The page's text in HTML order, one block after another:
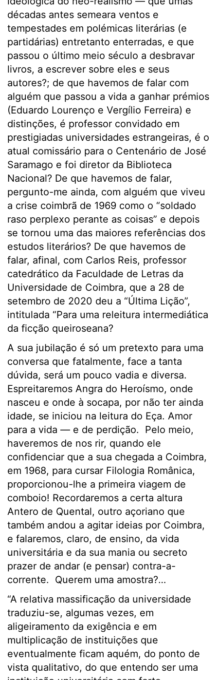
décadas antes semeara ventos e
tempestades em polémicas literárias (e
partidárias) entretanto enterradas, e que
passou o último meio século a desbravar
livros, a escrever sobre eles e seus
autores?; de que havemos de falar com
alguém que passou a vida a ganhar prémios
(Eduardo Lourenço e Vergílio Ferreira) e
distinções, é professor convidado em
prestigiadas universidades estrangeiras, é o
atual comissário para o Centenário de José
Saramago e foi diretor da Biblioteca
Nacional? De que havemos de falar,
pergunto-me ainda, com alguém que viveu
a crise coimbrã de 1969 como o “soldado
raso perplexo perante as coisas” e depois
se tornou uma das maiores referências dos
estudos literários? De que havemos de
falar, afinal, com Carlos Reis, professor
catedrático da Faculdade de Letras da
Universidade de Coimbra, que a 28 de
setembro de 2020 deu a “Última Lição”,
intitulada “Para uma releitura intermediática
da ficção queiroseana?
A sua jubilação é só um pretexto para uma
conversa que fatalmente, face a tanta
dúvida, será um pouco vadia e diversa.
Espreitaremos Angra do Heroísmo, onde
nasceu e onde à socapa, por não ter ainda
idade, se iniciou na leitura do Eça. Amor
para a vida — e de perdição. Pelo meio,
haveremos de nos rir, quando ele
confidenciar que a sua chegada a Coimbra,
em 1968, para cursar Filologia Românica,
proporcionou-lhe a primeira viagem de
comboio! Recordaremos a certa altura
Antero de Quental, outro açoriano que
também andou a agitar ideias por Coimbra,
e falaremos, claro, de ensino, da vida
universitária e da sua mania ou secreto
prazer de andar (e pensar) contra-a-
corrente. Querem uma amostra?…
“A relativa massificação da universidade
traduziu-se, algumas vezes, em
aligeiramento da exigência e em
multiplicação de instituições que
eventualmente ficam aquém, do ponto de
vista qualitativo, do que entendo ser uma